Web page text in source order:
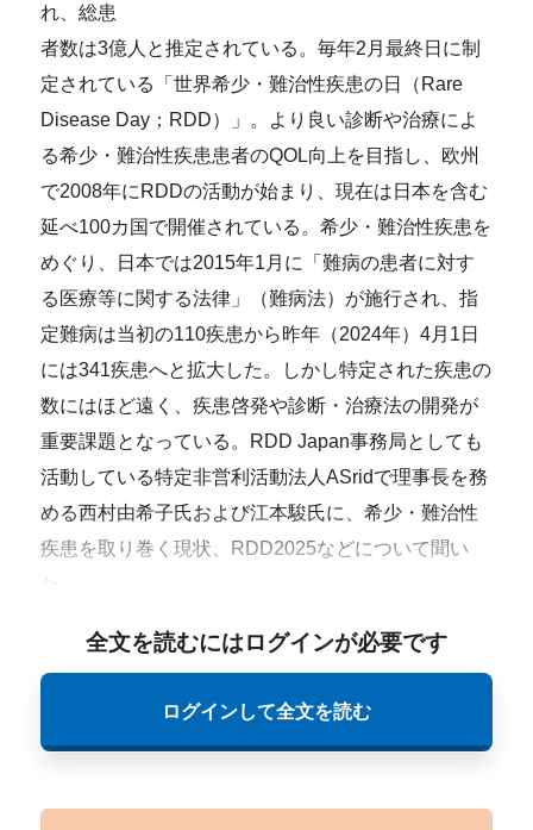
れ、総患
者数は3億人と推定されている。毎年2月最終日に制
定されている「世界希少・難治性疾患の日（Rare
Disease Day；RDD）」。より良い診断や治療によ
る希少・難治性疾患患者のQOL向上を目指し、欧州
で2008年にRDDの活動が始まり、現在は日本を含む
延べ100カ国で開催されている。希少・難治性疾患を
めぐり、日本では2015年1月に「難病の患者に対す
る医療等に関する法律」（難病法）が施行され、指
定難病は当初の110疾患から昨年（2024年）4月1日
には341疾患へと拡大した。しかし特定された疾患の
数にはほど遠く、疾患啓発や診断・治療法の開発が
重要課題となっている。RDD Japan事務局としても
活動している特定非営利活動法人ASridで理事長を務
める西村由希子氏および江本駿氏に、希少・難治性
疾患を取り巻く現状、RDD2025などについて聞い
た。
全文を読むにはログインが必要です
ログインして全文を読む